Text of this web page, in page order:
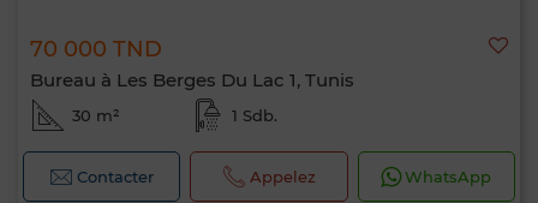
70 000 TND
Bureau à Les Berges Du Lac 1, Tunis
30 m² 1 Sdb.
Contacter Appelez WhatsApp